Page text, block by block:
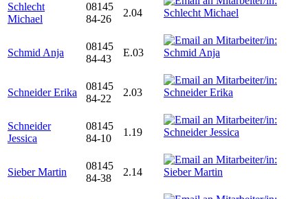
Schlecht
Michael
08145
84-26
2.04
Schmid Anja
08145
84-43
E.03
Schneider Erika
08145
84-22
2.03
Schneider
Jessica
08145
84-10
1.19
Sieber Martin
08145
84-38
2.14